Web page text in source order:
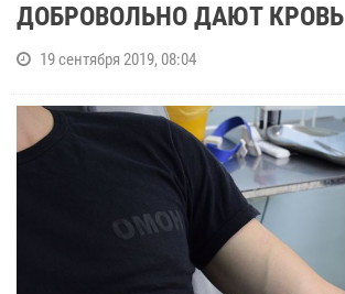
ДОБРОВОЛЬНО ДАЮТ КРОВЬ
19 сентября 2019, 08:04